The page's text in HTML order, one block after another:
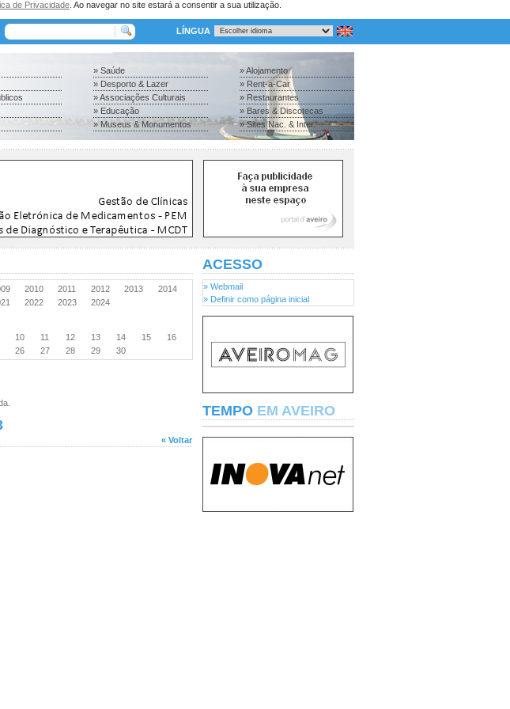
de Privacidade . Ao navegar no site estará a consentir a sua utilização.
LÍNGUA
» Saúde
» Desporto & Lazer
» Associações Culturais
» Educação
» Museus & Monumentos
» Alojamento
» Rent-a-Car
» Restaurantes
» Bares & Discotecas
» Sites Nac. & Inter.
2010 2011 2012 2013
2014
2022 2023
2024
10 11 12 13 14 15
16
26 27 28 29 30
« Voltar
ACESSO
» Webmail
» Definir como página inicial
TEMPO EM AVEIRO